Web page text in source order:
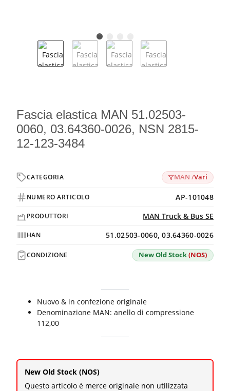
Fascia elastica MAN 51.02503-
0060, 03.64360-0026, NSN 2815-
12-123-3484
CATEGORIA MAN /Vari
NUMERO ARTICOLO AP-101048
PRODUTTORI MAN Truck & Bus SE
HAN 51.02503-0060, 03.64360-0026
CONDIZIONE New Old Stock(NOS)
Nuovo & in confezione originale
Denominazione MAN: anello di compressione
112,00
New Old Stock (NOS)
Questo articolo è merce originale non utilizzata